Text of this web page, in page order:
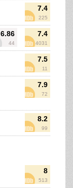
7.4
225
6.86
44
7.4
4031
7.5
11
7.9
72
8.2
99
8
513